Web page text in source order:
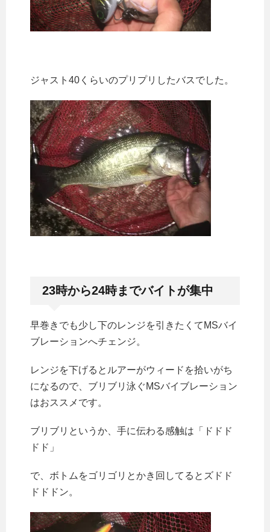
ジャスト40くらいのプリプリしたバスでした。
23時から24時までバイトが集中
早巻きでも少し下のレンジを引きたくてMSバイ
ブレーションへチェンジ。
レンジを下げるとルアーがウィードを拾いがち
になるので、ブリブリ泳ぐMSバイブレーション
はおススメです。
ブリブリというか、手に伝わる感触は「ドドド
ドド」
で、ボトムをゴリゴリとかき回してるとズドド
ドドドン。